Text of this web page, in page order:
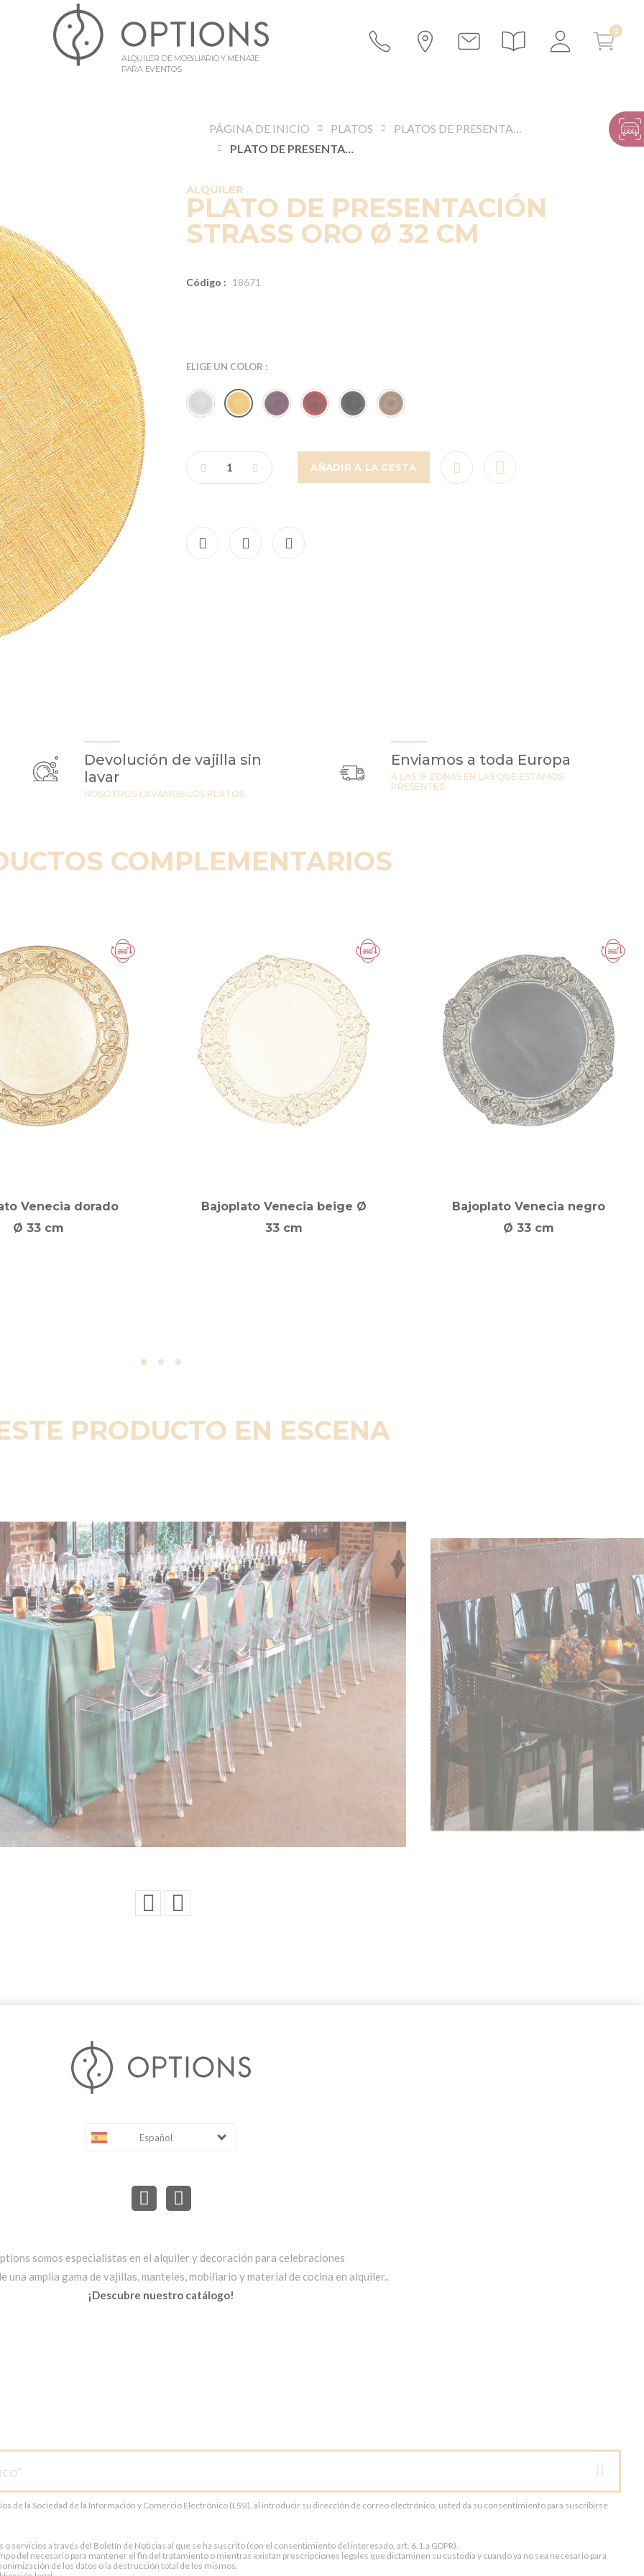
ALQUILER DE MOBILIARIO Y MENAJE
PARA EVENTOS
PÁGINA DE INICIO PLATOS
PLATOS DE PRESENTACIÓN Y BAJOS PLATOS
PLATO DE PRESENTACIÓN STRASS ORO Ø 32 CM
ALQUILER
PLATO DE PRESENTACIÓN
STRASS ORO Ø 32 CM
Código : 18671
ELIGE UN COLOR :
AÑADIR A LA CESTA
Devolución de vajilla sin
lavar
NOSOTROS LAVAMOS LOS PLATOS
Enviamos a toda Europa
A LAS 19 ZONAS EN LAS QUE ESTAMOS
PRESENTES
COMPLEMENTARIOS
Venecia dorado
Ø 33 cm
Bajoplato Venecia beige Ø
33 cm
Bajoplato Venecia negro
Ø 33 cm
PRODUCTO EN ESCENA
Español
somos especialistas en el alquiler y decoración para celebraciones
una amplia gama de vajillas, manteles, mobiliario y material de cocina en alquiler..
¡Descubre nuestro catálogo!
de la Sociedad de la Información y Comercio Electrónico (LSSI), al introducir su dirección de correo electrónico, usted da su consentimiento para suscribirse
servicios a través del Boletín de Noticias al que se ha suscrito (con el consentimiento del interesado, art. 6.1.a GDPR).
del necesario para mantener el fin del tratamiento o mientras existan prescripciones legales que dictaminen su custodia y cuando ya no sea necesario para
de los datos o la destrucción total de los mismos.